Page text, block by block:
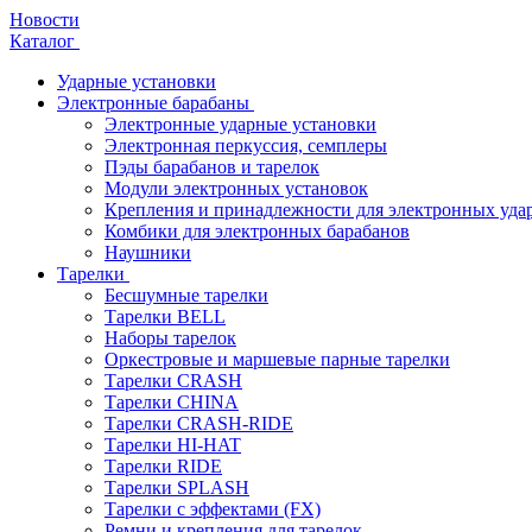
Новости
Каталог
Ударные установки
Электронные барабаны
Электронные ударные установки
Электронная перкуссия, семплеры
Пэды барабанов и тарелок
Модули электронных установок
Крепления и принадлежности для электронных
Комбики для электронных барабанов
Наушники
Тарелки
Бесшумные тарелки
Тарелки BELL
Наборы тарелок
Оркестровые и маршевые парные тарелки
Тарелки CRASH
Тарелки CHINA
Тарелки CRASH-RIDE
Тарелки HI-HAT
Тарелки RIDE
Тарелки SPLASH
Тарелки с эффектами (FX)